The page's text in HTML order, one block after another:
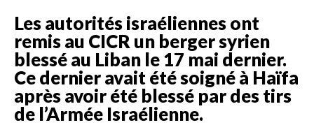
Les autorités israéliennes ont
remis au CICR un berger syrien
blessé au Liban le 17 mai dernier.
Ce dernier avait été soigné à Haïfa
après avoir été blessé par des tirs
de l’Armée Israélienne.